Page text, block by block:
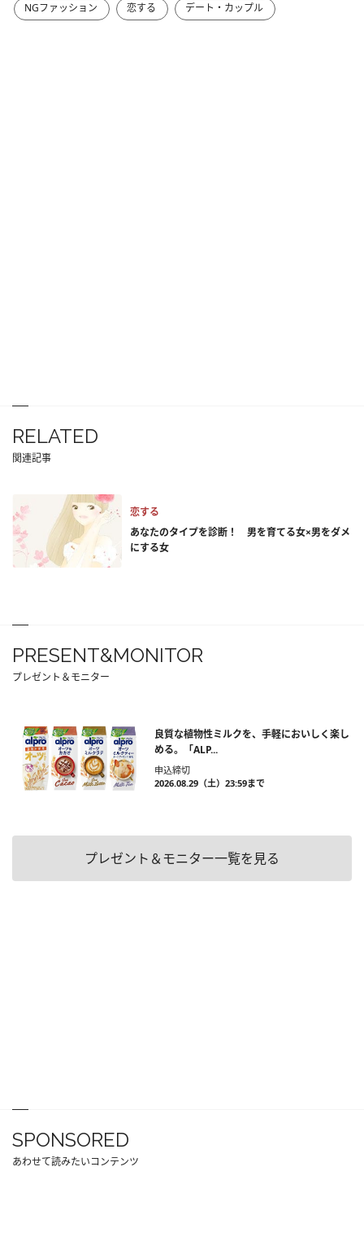
NGファッション
恋する デート・カップル
RELATED
関連記事
恋する
あなたのタイプを診断！ 男を育てる女×男をダメ
にする女
PRESENT&MONITOR
プレゼント＆モニター
良質な植物性ミルクを、手軽においしく楽し
める。「ALP...
申込締切
2026.08.29（土）23:59まで
プレゼント＆モニター一覧を見る
SPONSORED
あわせて読みたいコンテンツ